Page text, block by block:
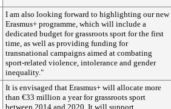
I am also looking forward to highlighting our new
Erasmus+ programme, which will include a
dedicated budget for grassroots sport for the first
time, as well as providing funding for
transnational campaigns aimed at combating
sport-related violence, intolerance and gender
inequality."
It is envisaged that Erasmus+ will allocate more
than €33 million a year for grassroots sport
between 2014 and 2020. It will support